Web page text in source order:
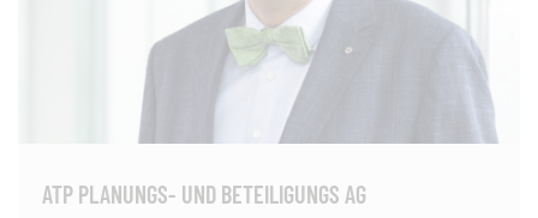
ATP PLANUNGS- UND BETEILIGUNGS AG